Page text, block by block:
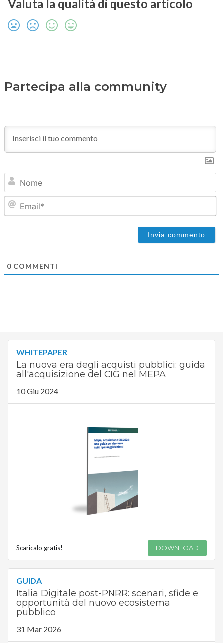
Valuta la qualità di questo articolo
Partecipa alla community
0COMMENTI
WHITEPAPER
La nuova era degli acquisti pubblici: guida
all'acquisizione del CIG nel MEPA
10 Giu 2024
Scaricalo gratis! DOWNLOAD
GUIDA
Italia Digitale post-PNRR: scenari, sfide e
opportunità del nuovo ecosistema
pubblico
31 Mar 2026